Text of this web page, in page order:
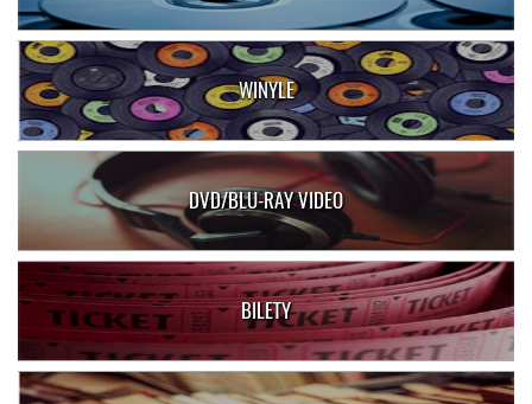
WINYLE
DVD/BLU-RAY VIDEO
BILETY